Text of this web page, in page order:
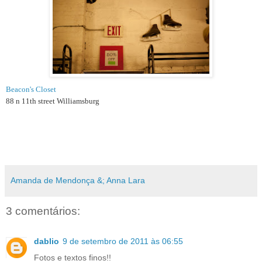
Beacon's Closet
88 n 11th street Williamsburg
Amanda de Mendonça &; Anna Lara
3 comentários:
dablio 9 de setembro de 2011 às 06:55
Fotos e textos finos!!